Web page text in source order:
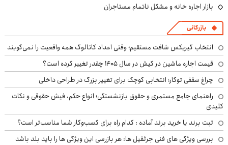
بازار اجاره خانه و مشکل ناتمام مستاجران
بازرگانی
انتخاب گیربکس شافت مستقیم؛ وقتی اعداد کاتالوگ همه واقعیت را نمی‌گویند
قیمت اجاره ماشین در کیش در سال ۱۴۰۵ چقدر تغییر کرده است؟
چراغ سقفی توکار؛ انتخابی کوچک برای تغییر بزرگ در طراحی داخلی
راهنمای جامع مستمری و حقوق بازنشستگی؛ انواع حکم، فیش حقوقی و نکات
کلیدی
ثبت برند یا خرید برند آماده : کدام راه برای کسب‌وکار شما مناسب‌تر است؟
بررسی ویژگی های فنی جرثقیل ها: هر بازرسی این ویژگی ها را باید بلد باشد